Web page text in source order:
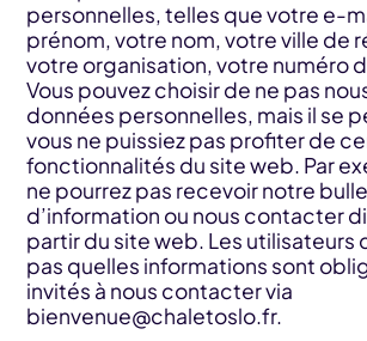
personnelles, telles que votre e-
prénom, votre nom, votre ville de
votre organisation, votre numéro
Vous pouvez choisir de ne pas
données personnelles, mais il se
vous ne puissiez pas profiter de
fonctionnalités du site web. Par
ne pourrez pas recevoir notre
d’information ou nous contacter
partir du site web. Les utilisateurs
pas quelles informations sont
invités à nous contacter via
bienvenue@chaletoslo.fr.